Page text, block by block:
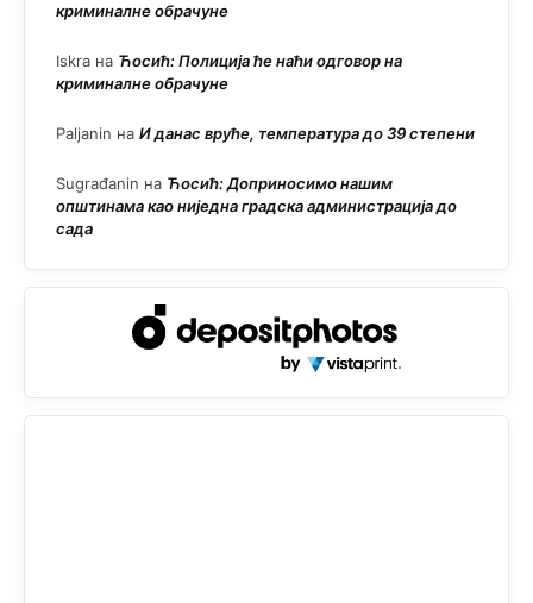
криминалне обрачуне
Iskra на Ћосић: Полиција ће наћи одговор на
криминалне обрачуне
Paljanin на И данас вруће, температура до 39 степени
Sugrađanin на Ћосић: Доприносимо нашим
општинама као ниједна градска администрација до
сада